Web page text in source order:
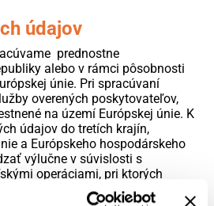
údajov
prednostne
alebo v rámci pôsobnosti
únie. Pri spracúvaní
overených poskytovateľov,
na území Európskej únie. K
údajov do tretích krajín,
a Európskeho hospodárskeho
výlučne v súvislosti s
operáciami, pri ktorých
platformu
Mailchimp . V takom